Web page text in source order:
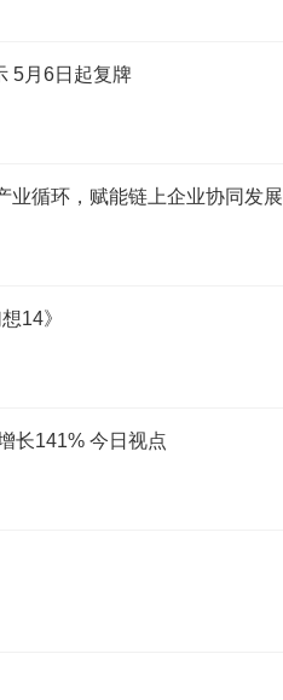
5月6日起复牌
业循环，赋能链上企业协同发展
14》
长141% 今日视点